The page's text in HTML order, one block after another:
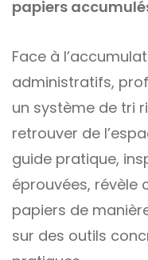
papiers
Face à
administratifs,
un système de tri
retrouver de
guide pratique,
éprouvées, révèle
papiers de
sur des outils